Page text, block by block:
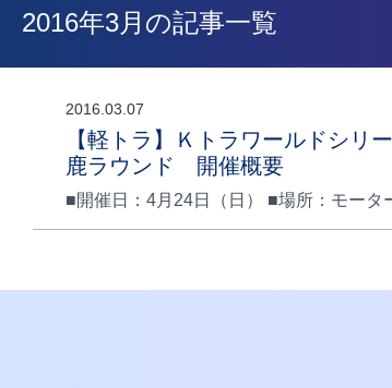
2016年3月の記事一覧
2016.03.07
【軽トラ】Ｋトラワールドシ
鹿ラウンド 開催概要
■開催日：4月24日（日） ■場所：モータ